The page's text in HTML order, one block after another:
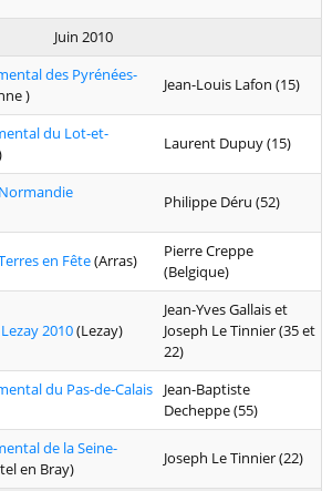
Juin 2010
des Pyrénées-
)
Jean-Louis Lafon (15)
du Lot-et-
Laurent Dupuy (15)
Philippe Déru (52)
en Fête(Arras)
Pierre Creppe
(Belgique)
2010(Lezay)
Jean-Yves Gallais et
Joseph Le Tinnier (35 et
22)
du Pas-de-Calais
Jean-Baptiste
Decheppe (55)
de la Seine-
en Bray)
Joseph Le Tinnier (22)